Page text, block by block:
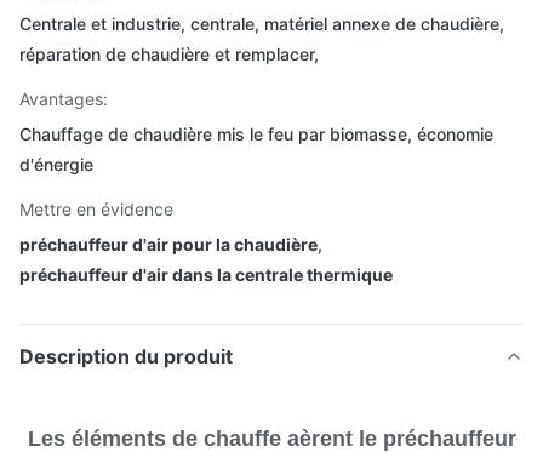
Centrale et industrie, centrale, matériel annexe de chaudière,
réparation de chaudière et remplacer,
Avantages:
Chauffage de chaudière mis le feu par biomasse, économie
d'énergie
Mettre en évidence
préchauffeur d'air pour la chaudière,
préchauffeur d'air dans la centrale thermique
Description du produit
Les éléments de chauffe aèrent le préchauffeur